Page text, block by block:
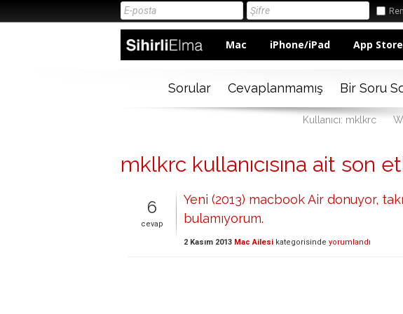
Mac iPhone/iPad App Store
Sorular Cevaplanmamış Bir Soru
Kullanıcı: mklkrc
mklkrc kullanıcısına ait son
6
cevap
Yeni (2013) macbook Air donuyor,
bulamıyorum.
2 Kasım 2013 Mac Ailesi kategorisinde yorumlandı